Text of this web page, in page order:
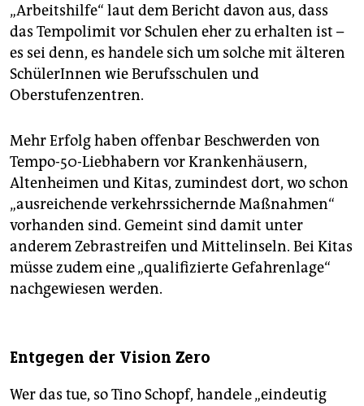
„Arbeitshilfe“ laut dem Bericht davon aus, dass
das Tempolimit vor Schulen eher zu erhalten ist –
es sei denn, es handele sich um solche mit älteren
SchülerInnen wie Berufsschulen und
Oberstufenzentren.
Mehr Erfolg haben offenbar Beschwerden von
Tempo-50-Liebhabern vor Krankenhäusern,
Altenheimen und Kitas, zumindest dort, wo schon
„ausreichende verkehrssichernde Maßnahmen“
vorhanden sind. Gemeint sind damit unter
anderem Zebrastreifen und Mittelinseln. Bei Kitas
müsse zudem eine „qualifizierte Gefahrenlage“
nachgewiesen werden.
Entgegen der Vision Zero
Wer das tue, so Tino Schopf, handele „eindeutig